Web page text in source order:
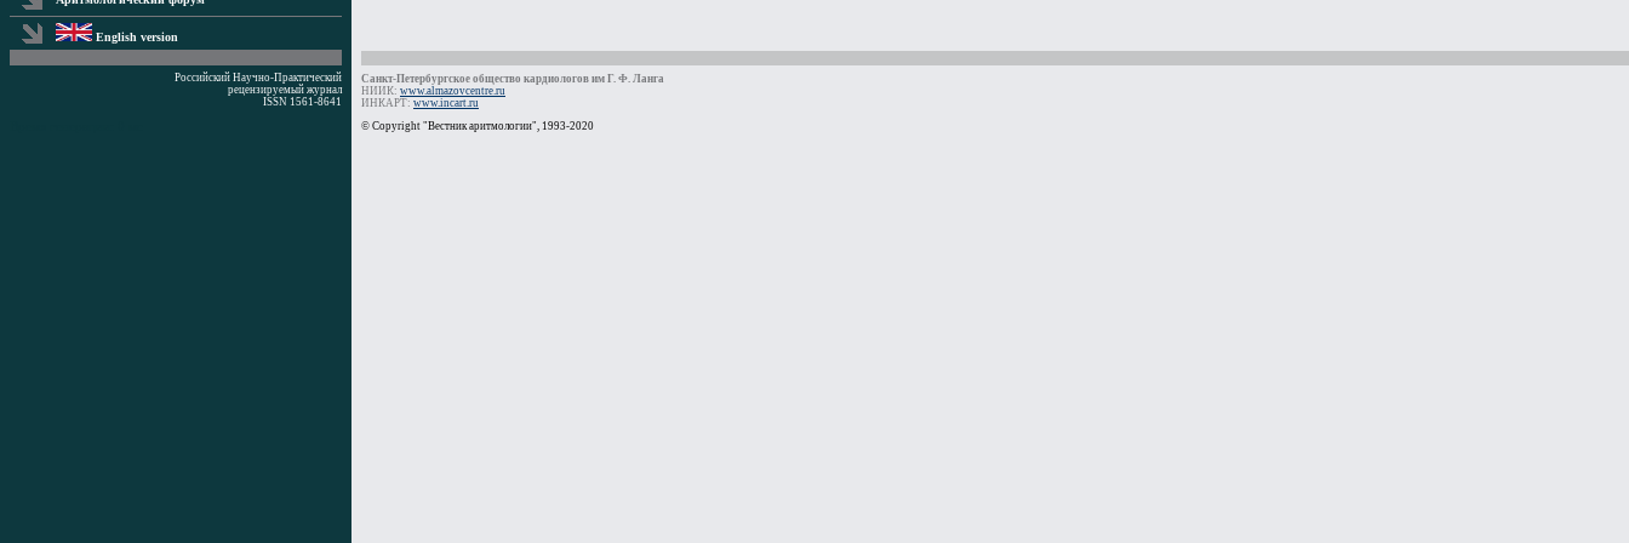
English version
Российский Научно-Практический
рецензируемый журнал
ISSN 1561-8641
Санкт-Петербургское общество кардиологов им Г. Ф. Ланга
НИИК: www.almazovcentre.ru
ИНКАРТ: www.incart.ru
© Copyright "Вестник аритмологии", 1993-2020